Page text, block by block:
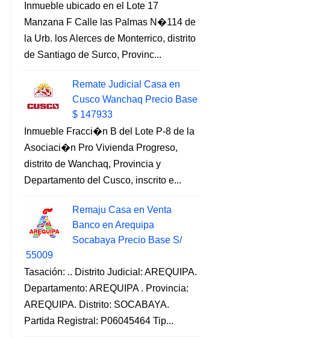
Inmueble ubicado en el Lote 17
Manzana F Calle las Palmas N�114 de
la Urb. los Alerces de Monterrico, distrito
de Santiago de Surco, Provinc...
Remate Judicial Casa en
Cusco Wanchaq Precio Base
$ 147933
Inmueble Fracci�n B del Lote P-8 de la
Asociaci�n Pro Vivienda Progreso,
distrito de Wanchaq, Provincia y
Departamento del Cusco, inscrito e...
Remaju Casa en Venta
Banco en Arequipa
Socabaya Precio Base S/
55009
Tasación: .. Distrito Judicial: AREQUIPA.
Departamento: AREQUIPA . Provincia:
AREQUIPA. Distrito: SOCABAYA.
Partida Registral: P06045464 Tip...